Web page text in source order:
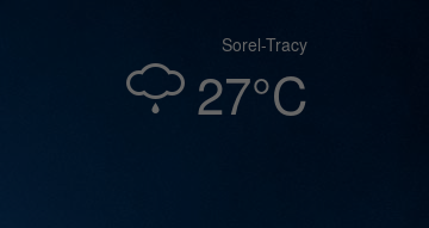
Sorel-Tracy
27°C